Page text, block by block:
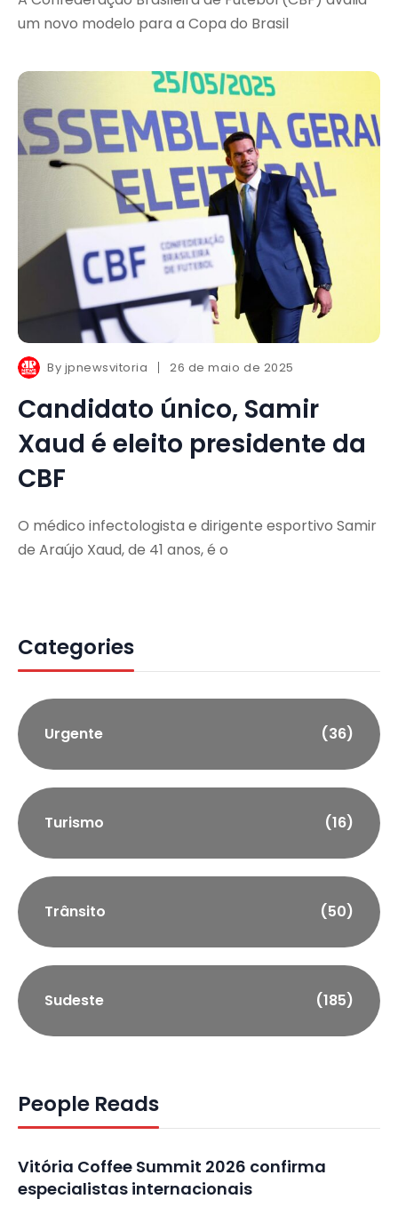
um novo modelo para a Copa do Brasil
By jpnewsvitoria 26 de maio de 2025
Candidato único, Samir
Xaud é eleito presidente da
CBF
O médico infectologista e dirigente esportivo Samir
de Araújo Xaud, de 41 anos, é o
Categories
Urgente (36)
Turismo (16)
Trânsito (50)
Sudeste (185)
People Reads
Vitória Coffee Summit 2026 confirma
especialistas internacionais